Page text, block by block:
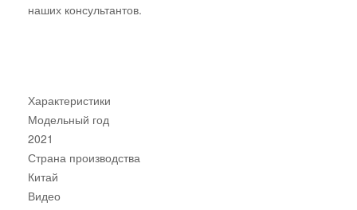
наших консультантов.
Характеристики
Модельный год
2021
Страна производства
Китай
Видео